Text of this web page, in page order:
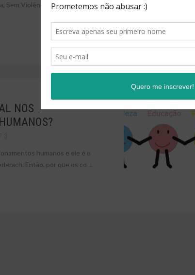
Sem Violência” Quando li o artigo
NOS
humanos e ele é o
Então, por que os co ...